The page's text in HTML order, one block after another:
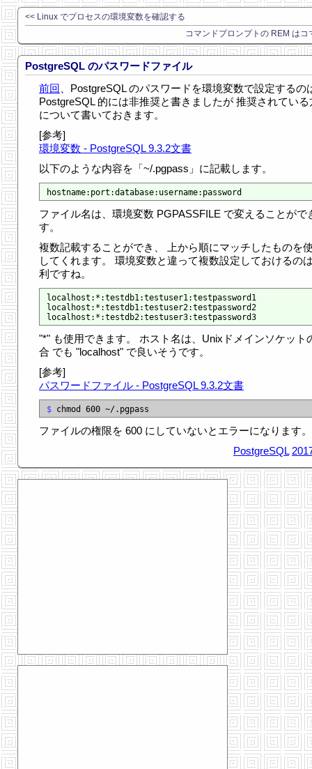
<< Linux でプロセスの環境変数を確認する
コマンドプロンプトの REM はコ
PostgreSQL のパスワードファイル
前回 、PostgreSQL のパスワードを環境変数で設定するの
PostgreSQL 的には非推奨と書きましたが 推奨されている
について書いておきます。
[参考]
環境変数 - PostgreSQL 9.3.2文書
以下のような内容を「~/.pgpass」に記載します。
ファイル名は、環境変数 PGPASSFILE で変えることがで
す。
複数記載することができ、 上から順にマッチしたものを
してくれます。 環境変数と違って複数設定しておけるの
利ですね。
localhost:*:testdb1:testuser1:testpassword1
localhost:*:testdb1:testuser2:testpassword2
"*" も使用できます。 ホスト名は、Unixドメインソケット
合 でも "localhost" で良いそうです。
[参考]
パスワードファイル - PostgreSQL 9.3.2文書
$
ファイルの権限を 600 にしていないとエラーになります。
PostgreSQL